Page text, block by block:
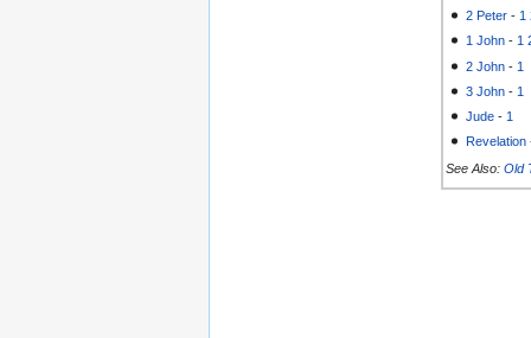
2 Peter - 1
1 John -1
2 John - 1
3 John - 1
Jude - 1
Revelation
See Also: Old